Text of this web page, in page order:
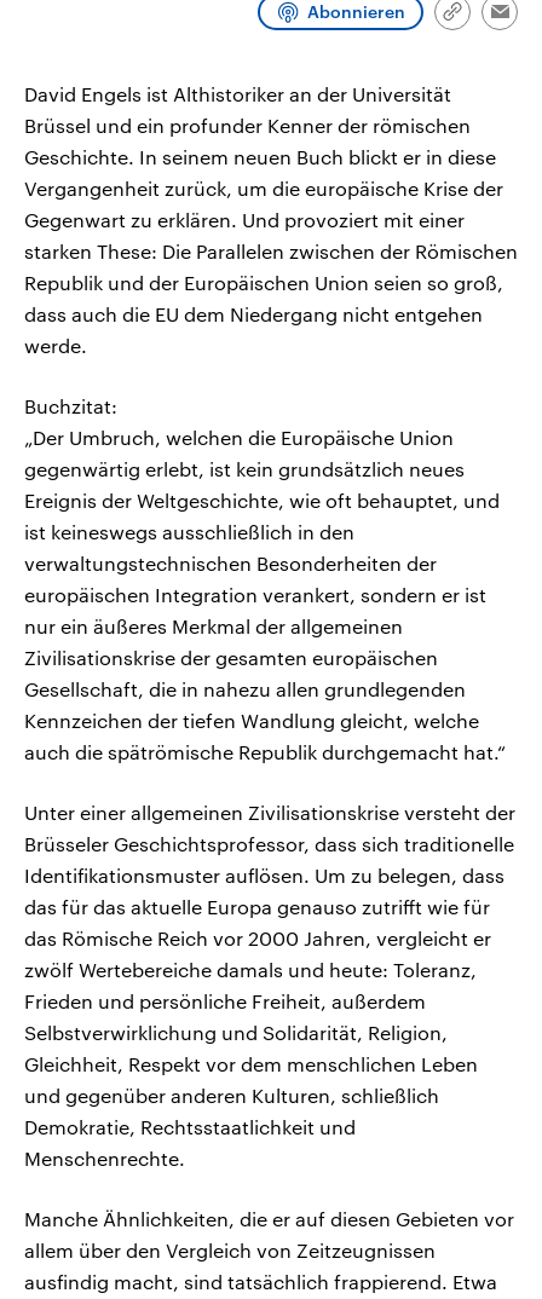
Abonnieren
Link
David Engels ist Althistoriker an der Universität
Brüssel und ein profunder Kenner der römischen
Geschichte. In seinem neuen Buch blickt er in diese
Vergangenheit zurück, um die europäische Krise der
Gegenwart zu erklären. Und provoziert mit einer
starken These: Die Parallelen zwischen der Römischen
Republik und der Europäischen Union seien so groß,
dass auch die EU dem Niedergang nicht entgehen
werde.
Buchzitat:
„Der Umbruch, welchen die Europäische Union
gegenwärtig erlebt, ist kein grundsätzlich neues
Ereignis der Weltgeschichte, wie oft behauptet, und
ist keineswegs ausschließlich in den
verwaltungstechnischen Besonderheiten der
europäischen Integration verankert, sondern er ist
nur ein äußeres Merkmal der allgemeinen
Zivilisationskrise der gesamten europäischen
Gesellschaft, die in nahezu allen grundlegenden
Kennzeichen der tiefen Wandlung gleicht, welche
auch die spätrömische Republik durchgemacht hat.“
Unter einer allgemeinen Zivilisationskrise versteht der
Brüsseler Geschichtsprofessor, dass sich traditionelle
Identifikationsmuster auflösen. Um zu belegen, dass
das für das aktuelle Europa genauso zutrifft wie für
das Römische Reich vor 2000 Jahren, vergleicht er
zwölf Wertebereiche damals und heute: Toleranz,
Frieden und persönliche Freiheit, außerdem
Selbstverwirklichung und Solidarität, Religion,
Gleichheit, Respekt vor dem menschlichen Leben
und gegenüber anderen Kulturen, schließlich
Demokratie, Rechtsstaatlichkeit und
Menschenrechte.
Manche Ähnlichkeiten, die er auf diesen Gebieten vor
allem über den Vergleich von Zeitzeugnissen
ausfindig macht, sind tatsächlich frappierend. Etwa